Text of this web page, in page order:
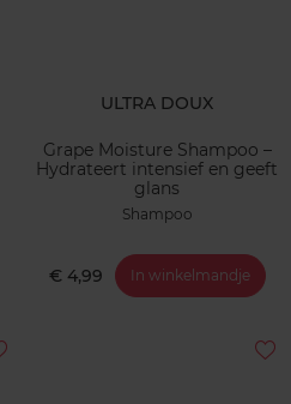
ULTRA DOUX
Grape Moisture Shampoo –
Hydrateert intensief en geeft
glans
Shampoo
€ 4,99 In winkelmandje